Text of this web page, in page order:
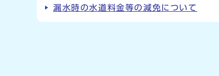
漏水時の水道料金等の減免について